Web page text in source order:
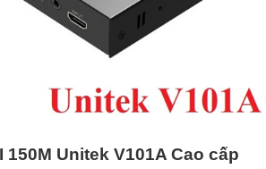
150M Unitek V101A Cao cấp